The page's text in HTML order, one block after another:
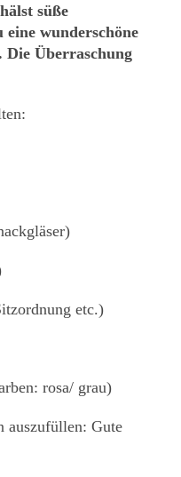
süße
wunderschöne
Die Überraschung
etc.)
rosa/ grau)
auszufüllen: Gute